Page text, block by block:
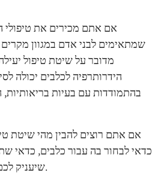
אם אתם מכירים את טיפולי
שמתאימים לבני אדם במגוון
מדובר על שיטת טיפול
הידרותרפיה לכלבים יכולה
בהתמודדות עם בעיות
אם אתם רוצים להבין מהי שיטת
כדאי לבחור בה עבור כלבים, כדאי
שיעניק לכם את כל המידע החשוב.